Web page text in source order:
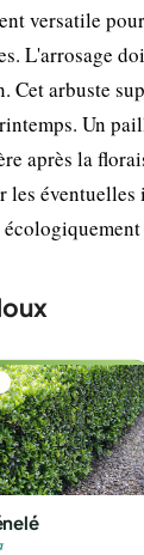
versatile
L'arrosage
Cet arbuste
Un
après la